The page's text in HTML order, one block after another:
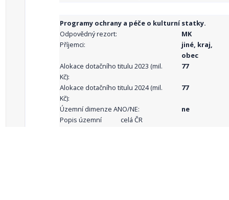
Programy ochrany a péče o kulturní statky.
Odpovědný rezort:
MK
Příjemci:
jiné, kraj,
obec
Alokace dotačního titulu 2023 (mil.
Kč):
77
Alokace dotačního titulu 2024 (mil.
Kč):
77
Územní dimenze ANO/NE:
ne
Popis územní
celá ČR